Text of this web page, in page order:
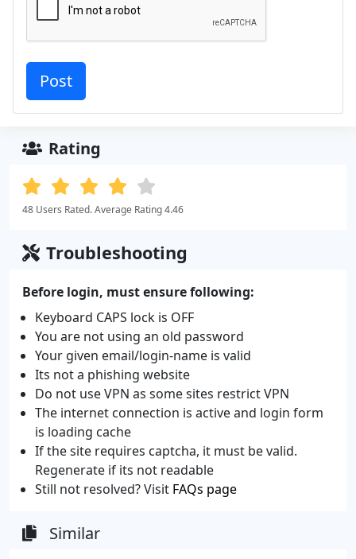
Rating
48 Users Rated. Average Rating 4.46
Troubleshooting
Before login, must ensure following:
Keyboard CAPS lock is OFF
You are not using an old password
Your given email/login-name is valid
Its not a phishing website
Do not use VPN as some sites restrict VPN
The internet connection is active and login form
is loading cache
If the site requires captcha, it must be valid.
Regenerate if its not readable
Still not resolved? Visit FAQs page
Similar